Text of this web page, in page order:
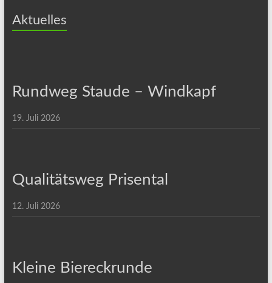
Aktuelles
Rundweg Staude – Windkapf
19. Juli 2026
Qualitätsweg Prisental
12. Juli 2026
Kleine Biereckrunde